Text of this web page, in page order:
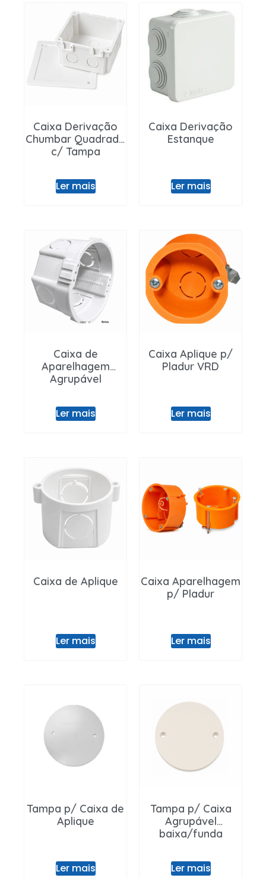
Caixa Derivação
Chumbar Quadrada
c/ Tampa
Ler mais
Caixa Derivação
Estanque
Ler mais
Caixa de
Aparelhagem
Agrupável
Ler mais
Caixa Aplique p/
Pladur VRD
Ler mais
Caixa de Aplique
Ler mais
Caixa Aparelhagem
p/ Pladur
Ler mais
Tampa p/ Caixa de
Aplique
Ler mais
Tampa p/ Caixa
Agrupável
baixa/funda
Ler mais